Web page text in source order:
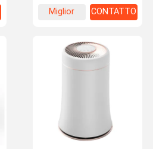
Miglior
CONTATTO